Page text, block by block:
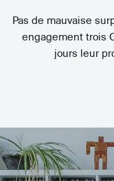
Pas de mauvaise
engagement trois
jours leur